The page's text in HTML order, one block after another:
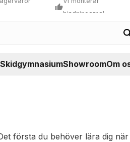
thumb_up
bindningarna!
SkidgymnasiumShowroomOm
första du behöver lära dig